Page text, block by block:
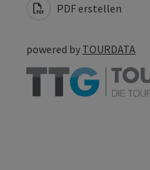
PDF erstellen
powered by TOURDATA